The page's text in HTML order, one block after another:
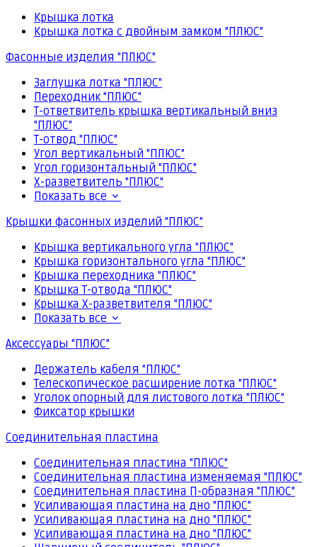
Крышка лотка
Крышка лотка с двойным замком "ПЛЮС"
Фасонные изделия "ПЛЮС"
Заглушка лотка "ПЛЮС"
Переходник "ПЛЮС"
Т-ответвитель крышка вертикальный вниз
"ПЛЮС"
Т-отвод "ПЛЮС"
Угол вертикальный "ПЛЮС"
Угол горизонтальный "ПЛЮС"
Х-разветвитель "ПЛЮС"
Показать все
Крышки фасонных изделий "ПЛЮС"
Крышка вертикального угла "ПЛЮС"
Крышка горизонтального угла "ПЛЮС"
Крышка переходника "ПЛЮС"
Крышка Т-отвода "ПЛЮС"
Крышка Х-разветвителя "ПЛЮС"
Показать все
Аксессуары "ПЛЮС"
Держатель кабеля "ПЛЮС"
Телескопическое расширение лотка "ПЛЮС"
Уголок опорный для листового лотка "ПЛЮС"
Фиксатор крышки
Соединительная пластина
Соединительная пластина "ПЛЮС"
Соединительная пластина изменяемая "ПЛЮС"
Соединительная пластина П-образная "ПЛЮС"
Усиливающая пластина на дно "ПЛЮС"
Усиливающая пластина на дно "ПЛЮС"
Усиливающая пластина на дно "ПЛЮС"